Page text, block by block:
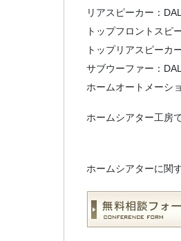
リアスピーカー：
トップフロントスピ
トップリアスピーカ
サブウーファー：
ホームオートメーシ
ホームシアター工房
ホームシアターに関